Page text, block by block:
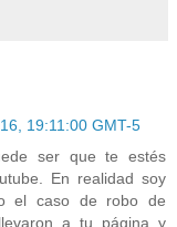
19:11:00 GMT-5
ser que te estés
En realidad soy
el caso de robo de
a tu página y